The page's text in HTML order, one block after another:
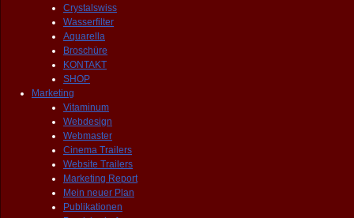
Crystalswiss
Wasserfilter
Aquarella
Broschüre
KONTAKT
SHOP
Marketing
Vitaminum
Webdesign
Webmaster
Cinema Trailers
Website Trailers
Marketing Report
Mein neuer Plan
Publikationen